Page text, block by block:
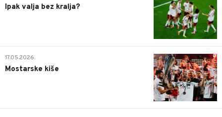
Ipak valja bez kralja?
0
17.05.2026.
Mostarske kiše